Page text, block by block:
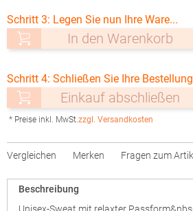
Schritt 3: Legen Sie nun Ihre Ware...
In den Warenkorb
Schritt 4: Schließen Sie Ihre
Einkauf abschließen
* Preise inkl. MwSt.zzgl. Versandkosten
Vergleichen Merken Fragen zum
Beschreibung